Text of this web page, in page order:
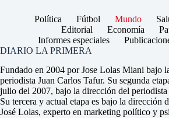
Política Fútbol Mundo
Editorial
Economía
Informes especiales
DIARIO LA PRIMERA
Fundado en 2004 por Jose Lolas Miani bajo
periodista Juan Carlos Tafur. Su segunda
julio del 2007, bajo la dirección del periodista
Su tercera y actual etapa es bajo la dirección
José Lolas, experto en marketing político y